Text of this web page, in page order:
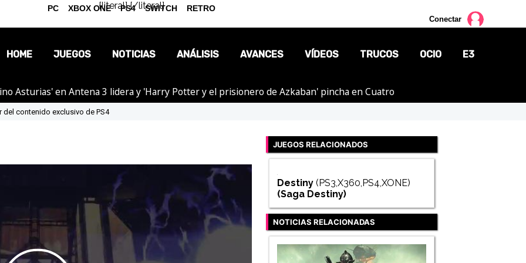
{literal}{/literal}
Conectar
HOME JUEGOS NOTICIAS
OPINIÓN
ANÁLISIS AVANCES VÍDEOS TRUCOS OCIO E3
Asturias' en Antena 3 lidera y 'Harry Potter y el prisionero de Azkaban' pincha en Cuatro
del contenido exclusivo de PS4
JUEGOS RELACIONADOS
Destiny (PS3,X360,PS4,XONE)
(Saga Destiny)
NOTICIAS RELACIONADAS
PC XBOX ONE PS4 SWITCH RETRO